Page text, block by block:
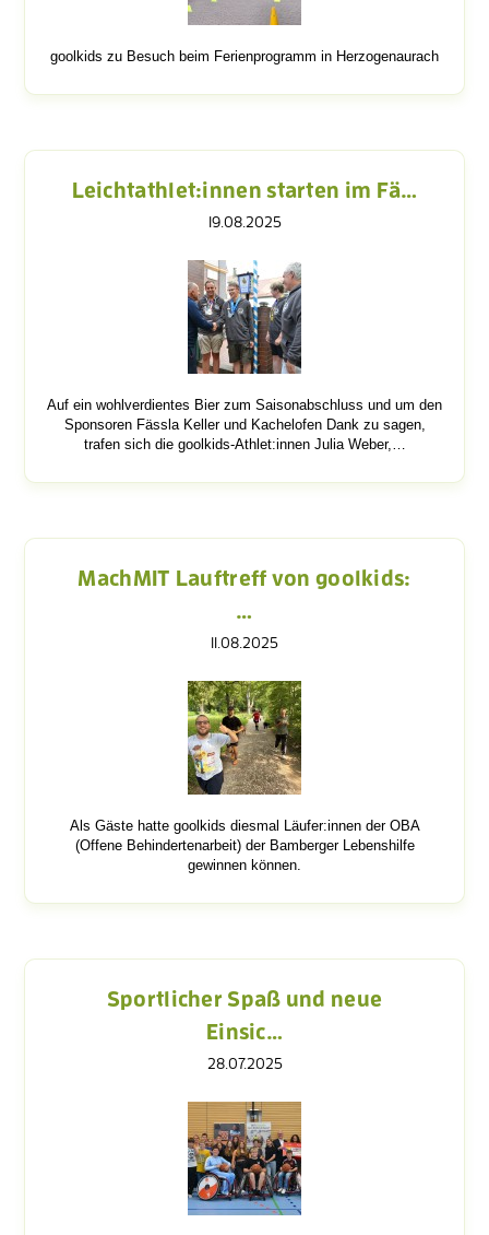
goolkids zu Besuch beim Ferienprogramm in Herzogenaurach
Leichtathlet:innen starten im Fä…
19.08.2025
Auf ein wohlverdientes Bier zum Saisonabschluss und um den
Sponsoren Fässla Keller und Kachelofen Dank zu sagen,
trafen sich die goolkids-Athlet:innen Julia Weber,…
MachMIT Lauftreff von goolkids:
…
11.08.2025
Als Gäste hatte goolkids diesmal Läufer:innen der OBA
(Offene Behindertenarbeit) der Bamberger Lebenshilfe
gewinnen können.
Sportlicher Spaß und neue
Einsic…
28.07.2025